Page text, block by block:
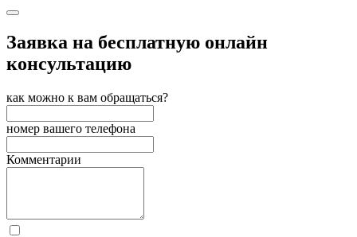
Заявка на бесплатную онлайн
консультацию
как можно к вам обращаться?
номер вашего телефона
Комментарии